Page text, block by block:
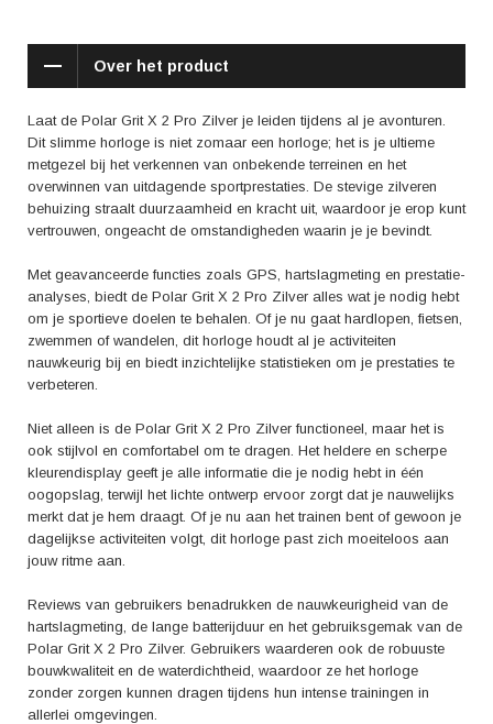
een verlengstuk van jezelf tijdens al je avonturen en sportieve
uitdagingen. Laat dit horloge je inspireren, motiveren en begeleiden naar
nieuwe hoogten.
Over het product
Laat de Polar Grit X 2 Pro Zilver je leiden tijdens al je avonturen.
Dit slimme horloge is niet zomaar een horloge; het is je ultieme
metgezel bij het verkennen van onbekende terreinen en het
overwinnen van uitdagende sportprestaties. De stevige zilveren
behuizing straalt duurzaamheid en kracht uit, waardoor je erop kunt
vertrouwen, ongeacht de omstandigheden waarin je je bevindt.
Met geavanceerde functies zoals GPS, hartslagmeting en prestatie-
analyses, biedt de Polar Grit X 2 Pro Zilver alles wat je nodig hebt
om je sportieve doelen te behalen. Of je nu gaat hardlopen, fietsen,
zwemmen of wandelen, dit horloge houdt al je activiteiten
nauwkeurig bij en biedt inzichtelijke statistieken om je prestaties te
verbeteren.
Niet alleen is de Polar Grit X 2 Pro Zilver functioneel, maar het is
ook stijlvol en comfortabel om te dragen. Het heldere en scherpe
kleurendisplay geeft je alle informatie die je nodig hebt in één
oogopslag, terwijl het lichte ontwerp ervoor zorgt dat je nauwelijks
merkt dat je hem draagt. Of je nu aan het trainen bent of gewoon je
dagelijkse activiteiten volgt, dit horloge past zich moeiteloos aan
jouw ritme aan.
Reviews van gebruikers benadrukken de nauwkeurigheid van de
hartslagmeting, de lange batterijduur en het gebruiksgemak van de
Polar Grit X 2 Pro Zilver. Gebruikers waarderen ook de robuuste
bouwkwaliteit en de waterdichtheid, waardoor ze het horloge
zonder zorgen kunnen dragen tijdens hun intense trainingen in
allerlei omgevingen.